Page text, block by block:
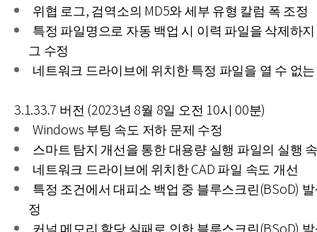
위협 로그, 검역소의 MD5와 세부 유형 칼럼 폭 조정
특정 파일명으로 자동 백업 시 이력 파일을 삭제하
그 수정
네트워크 드라이브에 위치한 특정 파일을 열 수 없
3.1.33.7 버전 (2023년 8월 8일 오전 10시 00분)
Windows 부팅 속도 저하 문제 수정
스마트 탐지 개선을 통한 대용량 실행 파일의 실행
네트워크 드라이브에 위치한 CAD 파일 속도 개선
특정 조건에서 대피소 백업 중 블루스크린(BSoD)
정
커널 메모리 할당 실패로 인한 블루스크린(BSoD)